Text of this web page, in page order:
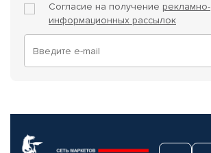
Согласие на получение рекламно-
информационных рассылок